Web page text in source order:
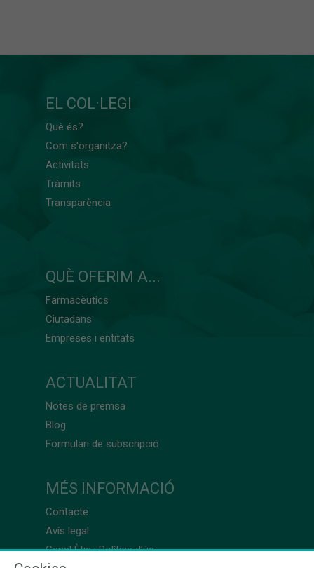
EL COL·LEGI
Què és?
Com s'organitza?
Activitats
Tràmits
Transparència
QUÈ OFERIM A...
Farmacèutics
Ciutadans
Empreses i entitats
ACTUALITAT
Notes de premsa
Blog
Formulari de subscripció
MÉS INFORMACIÓ
Contacte
Avís legal
Canal Ètic i Política d’ús